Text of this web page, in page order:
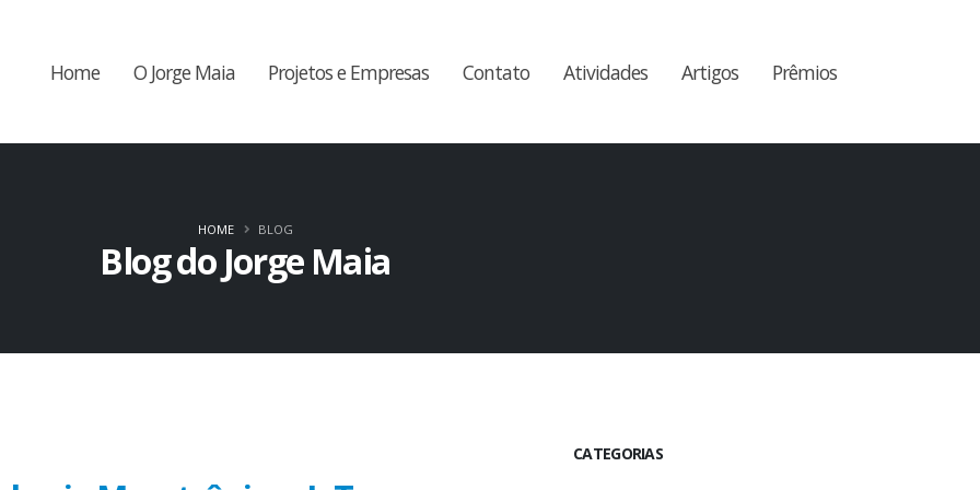
Home O Jorge Maia Projetos e Empresas Contato Atividades Artigos Prêmios
Blog do Jorge Maia
HOME BLOG
CATEGORIAS